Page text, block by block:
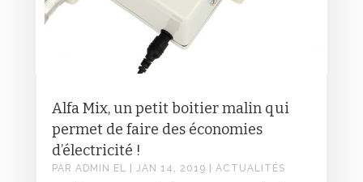
Alfa Mix, un petit boitier malin qui
permet de faire des économies
d’électricité !
PAR ADMIN EL JAN 14, 2019 ACTUALITÉS